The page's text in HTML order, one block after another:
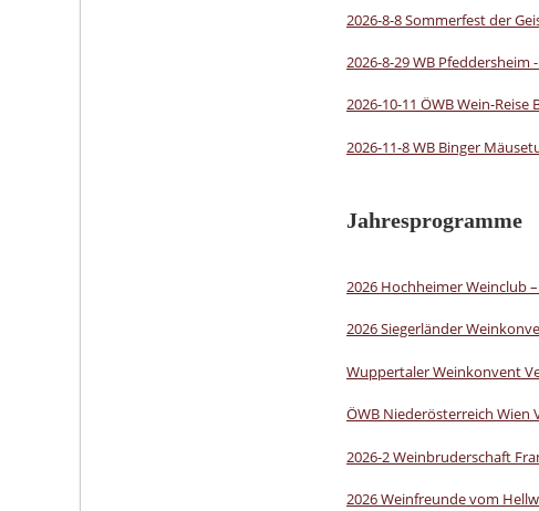
2026-8-8 Sommerfest der
2026-8-29 WB
2026-10-11 ÖWB Wein-Reise
2026-11-8 WB Binger
Jahresprogramme
2026 Hochheimer Weinclub
2026 Siegerländer
Wuppertaler Weinkonvent
ÖWB Niederösterreich Wien
2026-2 Weinbruderschaft
2026 Weinfreunde vom